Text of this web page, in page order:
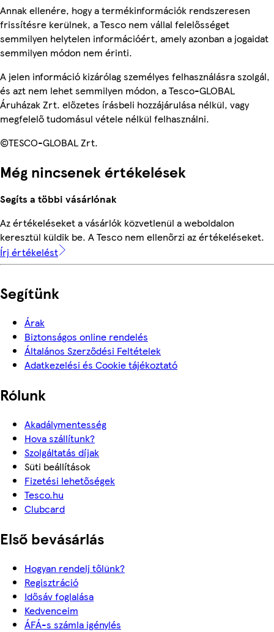
Annak ellenére, hogy a termékinformációk rendszeresen
frissítésre kerülnek, a Tesco nem vállal felelősséget
semmilyen helytelen információért, amely azonban a jogaidat
semmilyen módon nem érinti.
A jelen információ kizárólag személyes felhasználásra szolgál,
és azt nem lehet semmilyen módon, a Tesco-GLOBAL
Áruházak Zrt. előzetes írásbeli hozzájárulása nélkül, vagy
megfelelő tudomásul vétele nélkül felhasználni.
©TESCO-GLOBAL Zrt.
Még nincsenek értékelések
Segíts a többi vásárlónak
Az értékeléseket a vásárlók közvetlenül a weboldalon
keresztül küldik be. A Tesco nem ellenőrzi az értékeléseket.
Írj értékelést
Segítünk
Árak
Biztonságos online rendelés
Általános Szerződési Feltételek
Adatkezelési és Cookie tájékoztató
Rólunk
Akadálymentesség
Hova szállítunk?
Szolgáltatás díjak
Süti beállítások
Fizetési lehetőségek
Tesco.hu
Clubcard
Első bevásárlás
Hogyan rendelj tőlünk?
Regisztráció
Idősáv foglalása
Kedvenceim
ÁFÁ-s számla igénylés